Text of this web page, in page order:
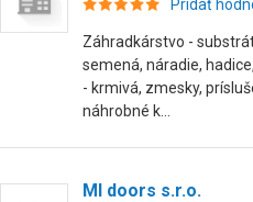
Pridať
Záhradkárstvo -
semená, náradie,
- krmivá, zmesky,
náhrobné k...
MI doors s.r.o.